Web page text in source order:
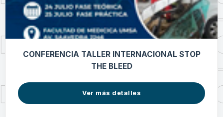
CONFERENCIA TALLER INTERNACIONAL STOP
THE BLEED
Ver más detalles